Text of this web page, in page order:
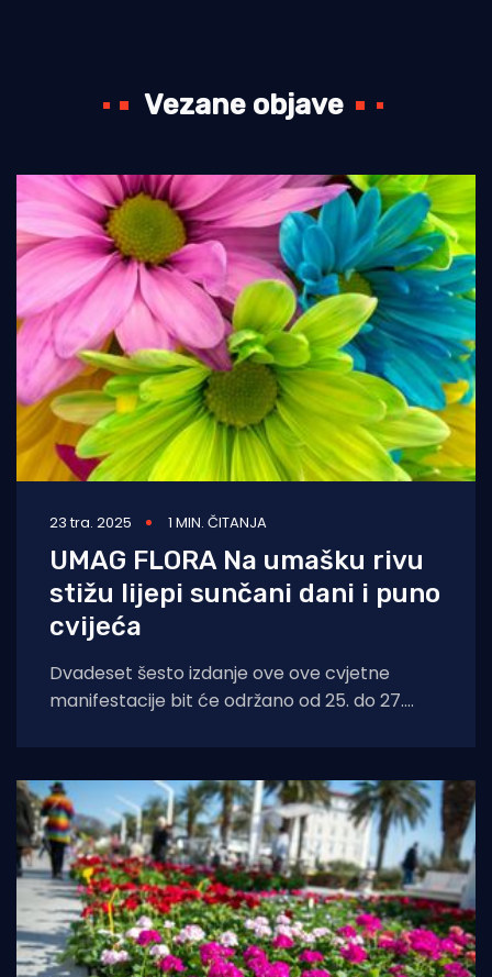
Vezane objave
23 tra. 2025 1 MIN. ČITANJA
UMAG FLORA Na umašku rivu
stižu lijepi sunčani dani i puno
cvijeća
Dvadeset šesto izdanje ove ove cvjetne
manifestacije bit će održano od 25. do 27.